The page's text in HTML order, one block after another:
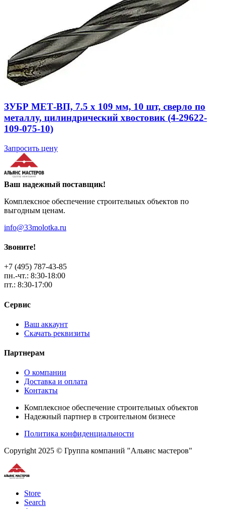
ЗУБР МЕТ-ВП, 7.5 х 109 мм, 10 шт, сверло по
металлу, цилиндрический хвостовик (4-29622-
109-075-10)
Запросить цену
Ваш надежный поставщик!
Комплексное обеспечение строительных объектов по
выгодным ценам.
info@33molotka.ru
Звоните!
+7 (495) 787-43-85
пн.-чт.: 8:30-18:00
пт.: 8:30-17:00
Сервис
Ваш аккаунт
Скачать реквизиты
Партнерам
О компании
Доставка и оплата
Контакты
Комплексное обеспечение строительных объектов
Надежный партнер в строительном бизнесе
Политика конфиденциальности
Copyright 2025 © Группа компаний "Альянс мастеров"
Store
Search